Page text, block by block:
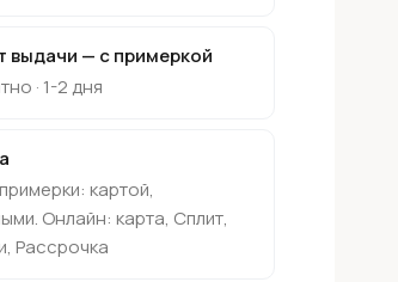
выдачи — с примеркой
· 1-2 дня
картой,
Онлайн: карта, Сплит,
Рассрочка